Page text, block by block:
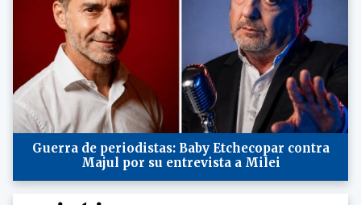
Guerra de periodistas: Baby Etchecopar contra
Majul por su entrevista a Milei